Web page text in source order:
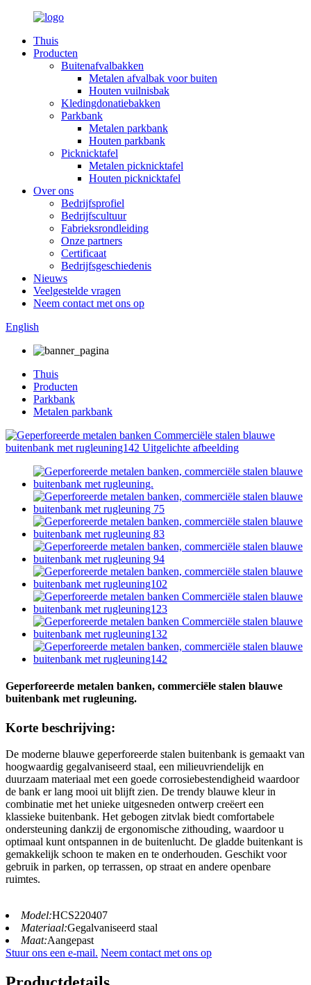
Thuis
Producten
Buitenafvalbakken
Metalen afvalbak voor buiten
Houten vuilnisbak
Kledingdonatiebakken
Parkbank
Metalen parkbank
Houten parkbank
Picknicktafel
Metalen picknicktafel
Houten picknicktafel
Over ons
Bedrijfsprofiel
Bedrijfscultuur
Fabrieksrondleiding
Onze partners
Certificaat
Bedrijfsgeschiedenis
Nieuws
Veelgestelde vragen
Neem contact met ons op
English
Thuis
Producten
Parkbank
Metalen parkbank
Geperforeerde metalen banken, commerciële stalen blauwe
buitenbank met rugleuning.
Korte beschrijving:
De moderne blauwe geperforeerde stalen buitenbank is gemaakt van
hoogwaardig gegalvaniseerd staal, een milieuvriendelijk en
duurzaam materiaal met een goede corrosiebestendigheid waardoor
de bank er lang mooi uit blijft zien. De trendy blauwe kleur in
combinatie met het unieke uitgesneden ontwerp creëert een
klassieke buitenbank. Het gebogen zitvlak biedt comfortabele
ondersteuning dankzij de ergonomische zithouding, waardoor u
optimaal kunt ontspannen in de buitenlucht. De gladde buitenkant is
gemakkelijk schoon te maken en te onderhouden. Geschikt voor
gebruik in parken, op terrassen, op straat en andere openbare
ruimtes.
Model:HCS220407
Materiaal:Gegalvaniseerd staal
Maat:Aangepast
Stuur ons een e-mail. Neem contact met ons op